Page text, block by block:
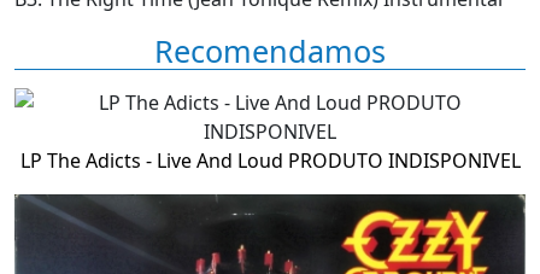
Recomendamos
LP The Adicts - Live And Loud PRODUTO INDISPONIVEL